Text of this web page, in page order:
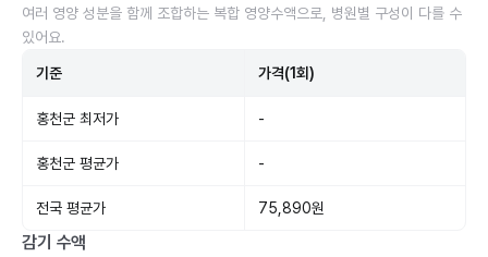
여러 영양 성분을 함께 조합하는 복합 영양수액으로, 병원별 구성이 다를 수
있어요.
기준 가격(1회)
홍천군 최저가 -
홍천군 평균가 -
전국 평균가 75,890원
감기 수액